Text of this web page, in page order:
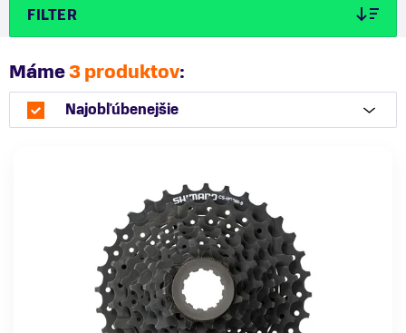
FILTER
Máme3 produktov:
Najobľúbenejšie